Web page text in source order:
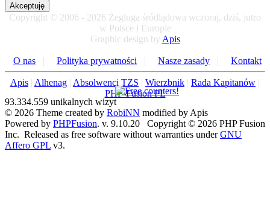
Akceptuję
Copyright © 2006 - 2026 Żegluga śródlądowa wczoraj, dziś, jutro
w Polsce i Europie
Graphic design by Apis
O nas | Polityka prywatności | Nasze zasady | Kontakt
Apis | Alhenag | Absolwenci TZS | Wierzbnik | Rada Kapitanów |
PHP-Fusion PL
93.334.559 unikalnych wizyt
© 2026 Theme created by RobiNN modified by Apis
Powered by PHPFusion. v. 9.10.20 Copyright © 2026 PHP Fusion
Inc. Released as free software without warranties underGNU
Affero GPL v3.